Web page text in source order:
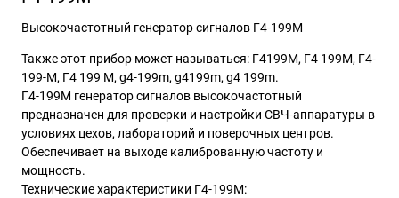
Высокочастотный генератор сигналов Г4-199М
Также этот прибор может называться: Г4199М, Г4 199М, Г4-
199-М, Г4 199 М, g4-199m, g4199m, g4 199m.
Г4-199М генераторсигналов высокочастотный
предназначен для проверки и настройки СВЧ-аппаратуры в
условиях цехов, лабораторий и поверочных центров.
Обеспечивает на выходе калиброванную частоту и
мощность.
Технические характеристики Г4-199М: